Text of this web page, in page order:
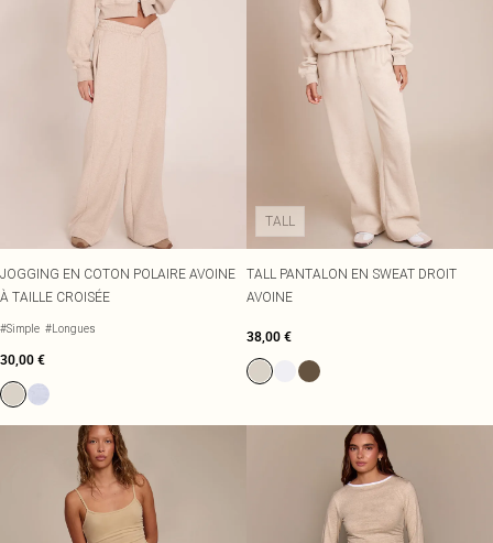
JOGGING EN COTON POLAIRE AVOINE
À TAILLE CROISÉE
#Simple #Longues
30,00 €
TALL
TALL PANTALON EN SWEAT DROIT
AVOINE
38,00 €